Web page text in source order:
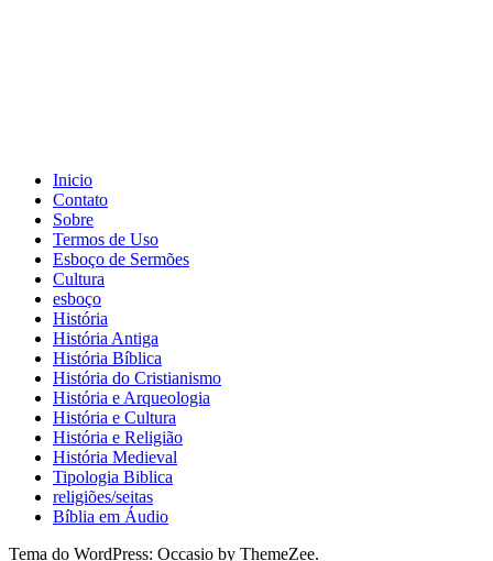
Inicio
Contato
Sobre
Termos de Uso
Esboço de Sermões
Cultura
esboço
História
História Antiga
História Bíblica
História do Cristianismo
História e Arqueologia
História e Cultura
História e Religião
História Medieval
Tipologia Biblica
religiões/seitas
Bíblia em Áudio
Tema do WordPress: Occasio by ThemeZee.